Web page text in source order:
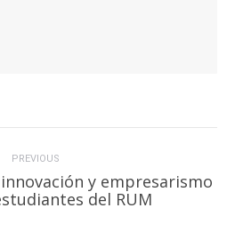
PREVIOUS
Previous
post:
y empresarismo
del RUM